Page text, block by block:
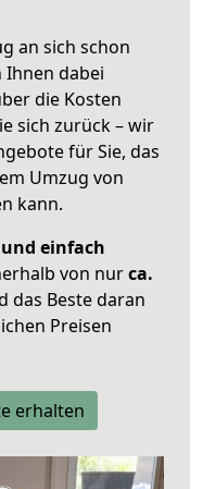
an sich schon
dabei
die Kosten
sich zurück – wir
für Sie, das
Umzug von
kann.
einfach
von nurca.
das Beste daran
Preisen
erhalten